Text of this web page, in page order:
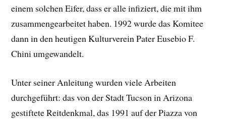
einem solchen Eifer, dass er alle infiziert, die mit ihm
zusammengearbeitet haben. 1992 wurde das Komitee
dann in den heutigen Kulturverein Pater Eusebio F.
Chini umgewandelt.
Unter seiner Anleitung wurden viele Arbeiten
durchgeführt: das von der Stadt Tucson in Arizona
gestiftete Reitdenkmal, das 1991 auf der Piazza von